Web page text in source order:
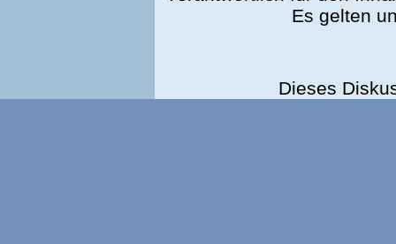
Es gelten
Dieses